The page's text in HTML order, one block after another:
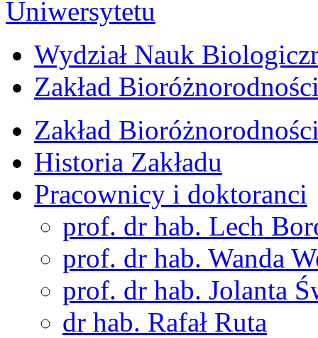
Wydział Nauk
Zakład
Zakład
Historia Zakładu
Pracownicy i doktoranci
prof. dr hab. Lech
prof. dr hab. Wanda
prof. dr hab. Jolanta
dr hab. Rafał Ruta